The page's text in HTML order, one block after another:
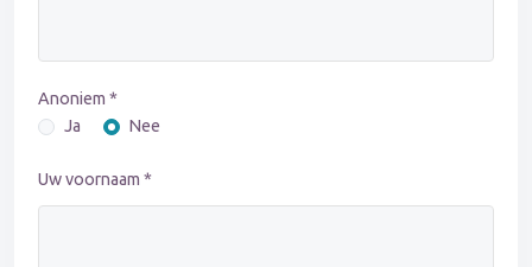
Anoniem *
Ja
Nee
Uw voornaam *